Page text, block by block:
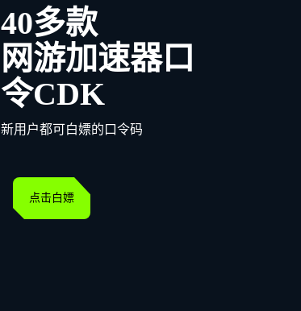
40多款
网游加速器口
令CDK
新用户都可白嫖的口令码
点击白嫖